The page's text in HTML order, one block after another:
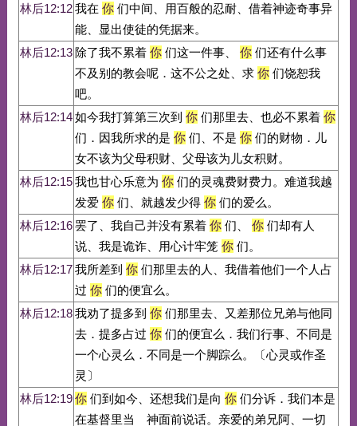
林后12:12我在 你们中间、用百般的忍耐、借着神迹奇事异
能、显出使徒的凭据来。
林后12:13 除了我不累着 你们这一件事、 你们还有什么事
不及别的教会呢．这不公之处、求 你们饶恕我
吧。
林后12:14如今我打算第三次到 你们那里去、也必不累着 你
们．因我所求的是 你们、不是 你们的财物．儿
女不该为父母积财、父母该为儿女积财。
林后12:15我也甘心乐意为 你们的灵魂费财费力。难道我越
发爱 你们、就越发少得 你们的爱么。
林后12:16罢了、我自己并没有累着 你们、 你们却有人
说、我是诡诈、用心计牢笼 你们。
林后12:17我所差到 你们那里去的人、我借着他们一个人占
过 你们的便宜么。
林后12:18我劝了提多到 你们那里去、又差那位兄弟与他同
去．提多占过 你们的便宜么．我们行事、不同是
一个心灵么．不同是一个脚踪么。〔心灵或作圣
灵〕
林后12:19你们到如今、还想我们是向 你们分诉．我们本是
在基督里当 神面前说话。亲爱的弟兄阿、一切